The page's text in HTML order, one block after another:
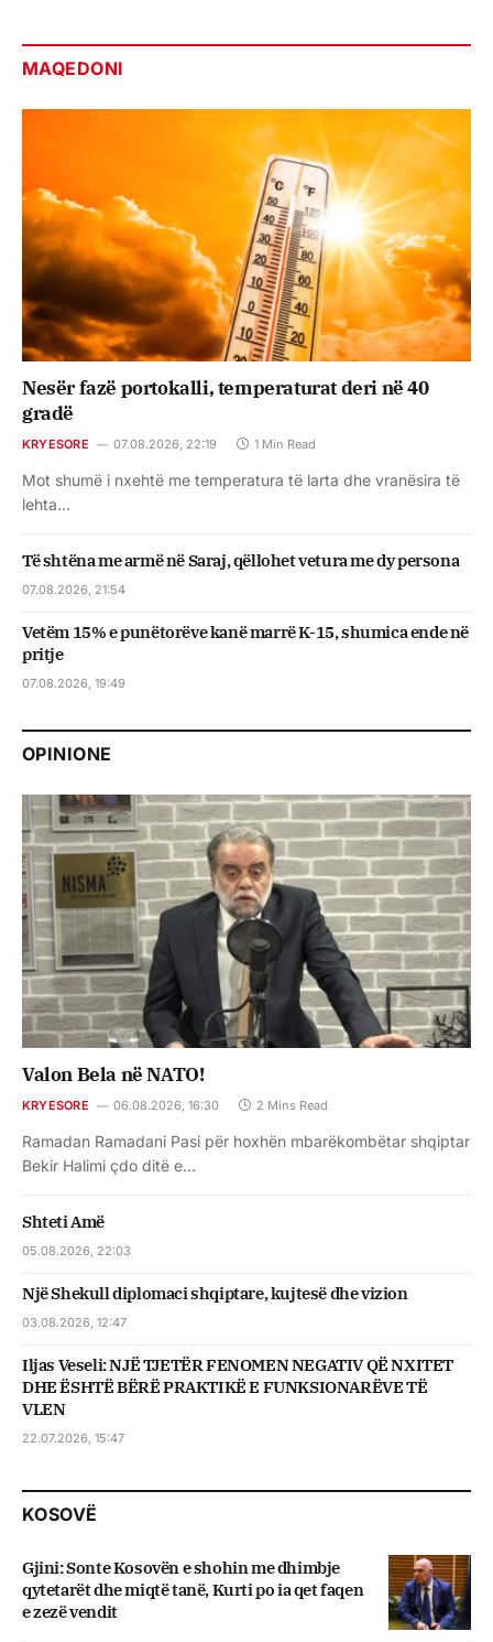
MAQEDONI
Nesër fazë portokalli, temperaturat deri në 40
gradë
KRYESORE 07.08.2026, 22:19 1 Min Read
Mot shumë i nxehtë me temperatura të larta dhe vranësira të
lehta…
Të shtëna me armë në Saraj, qëllohet vetura me dy persona
07.08.2026, 21:54
Vetëm 15% e punëtorëve kanë marrë K-15, shumica ende në
pritje
07.08.2026, 19:49
OPINIONE
Valon Bela në NATO!
KRYESORE 06.08.2026, 16:30 2 Mins Read
Ramadan Ramadani Pasi për hoxhën mbarëkombëtar shqiptar
Bekir Halimi çdo ditë e…
Shteti Amë
05.08.2026, 22:03
Një Shekull diplomaci shqiptare, kujtesë dhe vizion
03.08.2026, 12:47
Iljas Veseli: NJË TJETËR FENOMEN NEGATIV QË NXITET
DHE ËSHTË BËRË PRAKTIKË E FUNKSIONARËVE TË
VLEN
22.07.2026, 15:47
KOSOVË
Gjini: Sonte Kosovën e shohin me dhimbje
qytetarët dhe miqtë tanë, Kurti po ia qet faqen
e zezë vendit